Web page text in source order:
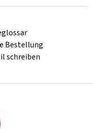
Bestellung
schreiben